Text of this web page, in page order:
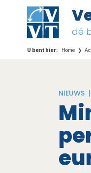
dé
Home
NIEUWS |